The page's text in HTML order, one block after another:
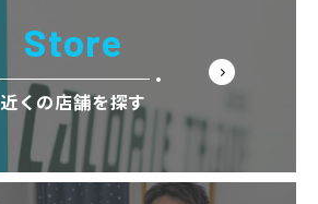
Store
近くの店舗を探す